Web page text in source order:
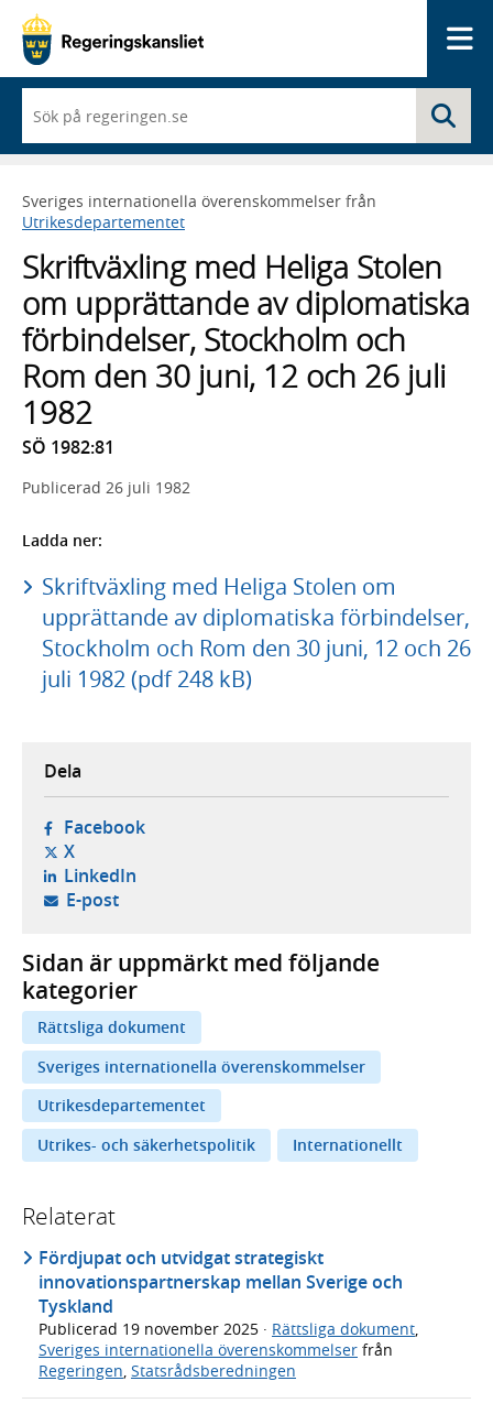
du
börjar
skriva
framträder
en
med
sökförslag
Sveriges internationella överenskommelser från
Utrikesdepartementet
Skriftväxling med Heliga Stolen
om upprättande av diplomatiska
förbindelser, Stockholm och
Rom den 30 juni, 12 och 26 juli
1982
SÖ 1982:81
Publicerad 26 juli 1982
Ladda ner:
Skriftväxling med Heliga Stolen om
upprättande av diplomatiska förbindelser,
Stockholm och Rom den 30 juni, 12 och 26
juli 1982 (pdf 248 kB)
Dela
Facebook- öppnas i ny flik, extern webbplats,
X- öppnas i ny flik, extern webbplats,
LinkedIn- öppnas i ny flik, extern webbplats,
E-post- öppnar din e-postklient,
Sidan är uppmärkt med följande
kategorier
Rättsliga dokument
Sveriges internationella överenskommelser
Utrikesdepartementet
Utrikes- och säkerhetspolitik
Internationellt
Relaterat
Fördjupat och utvidgat strategiskt
innovationspartnerskap mellan Sverige och
Tyskland
Publicerad 19 november 2025 · Rättsliga dokument,
Sveriges internationella överenskommelser från
Regeringen, Statsrådsberedningen